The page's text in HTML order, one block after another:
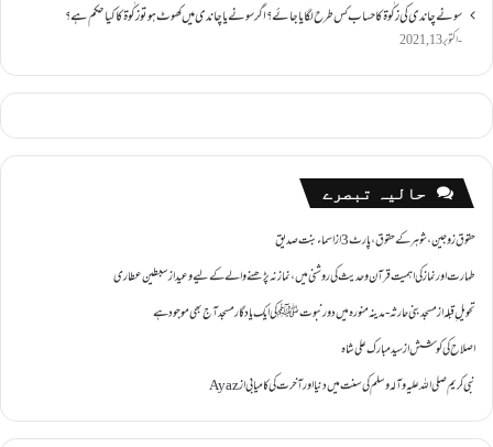
سونے چاندی کی زکٰوۃ کا حساب کس طرح لگایا جائے؟ اگر سونے یا چاندی میں کھوٹ ہو تو زکٰوۃ کا کیا حکم ہے؟
اکتوبر 13, 2021
حالیہ تبصرے
حقوق زوجین ،شوہر کے حقوق ،پارٹ 3 ازاسماء بنت صدیق
طہارت اور نماز کی اہمیت قرآن و حدیث کی روشنی میں ،نماز نہ پڑھنے والے کے لیے وعیدازسبطین عطاری
تحویل ِقبلہازمسجد بنی حارثہ - مدینہ منورہ میں دور نبوتﷺ کی ایک یادگار مسجد آج بھی موجود ہے
اصلاح کی کوششازسید مبارک علی شاہ
نبی کریم صلی اللہ علیہ وآلہ وسلم کی سنت میں دنیا اور آخرت کی کامیابیازAyaz